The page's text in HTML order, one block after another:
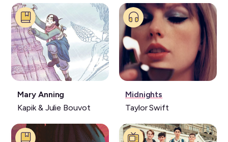
Livre:
Mary Anning
Kapik & Julie Bouvot
Musique:
Midnights
Taylor Swift